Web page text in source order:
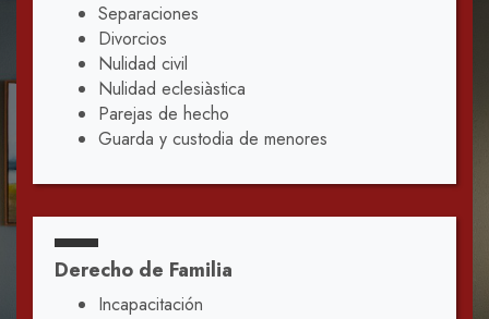
Separaciones
Divorcios
Nulidad civil
Nulidad eclesiàstica
Parejas de hecho
Guarda y custodia de menores
Derecho de Familia
Incapacitación